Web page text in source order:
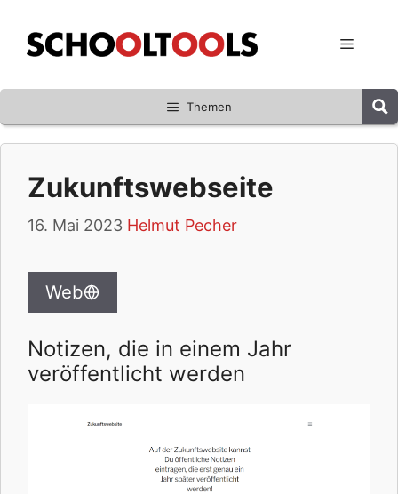
Inhalt
springen
Menü
Themen
Zukunftswebseite
16. Mai 2023 Helmut Pecher
Web
Notizen, die in einem Jahr
veröffentlicht werden